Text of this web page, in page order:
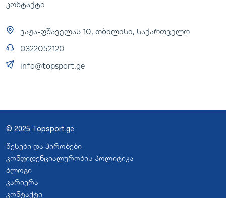
კონტაქტი
ვაჟა-ფშაველას 10, თბილისი, საქართველო
0322052120
info@topsport.ge
© 2025 Topsport.ge
წესები და პირობები
კონფიდენციალურობის პოლიტიკა
ბლოგი
კარიერა
კონტაქტი